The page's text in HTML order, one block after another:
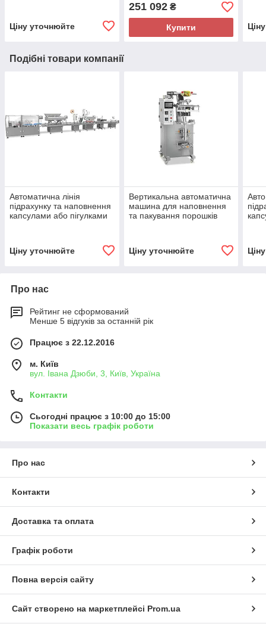
Ціну уточнюйте
251 092₴
Купити
Подібні товари компанії
Автоматична лінія
підрахунку та наповнення
капсулами або пігулками
Ціну уточнюйте
Вертикальна автоматична
машина для наповнення
та пакування порошків
Ціну уточнюйте
Про нас
Рейтинг не сформований
Менше 5 відгуків за останній рік
Працює з 22.12.2016
м. Київ
вул. Івана Дзюби, 3, Київ, Україна
Контакти
Сьогодні працює з 10:00 до 15:00
Показати весь графік роботи
Про нас
Контакти
Доставка та оплата
Графік роботи
Повна версія сайту
Сайт створено на маркетплейсі Prom.ua